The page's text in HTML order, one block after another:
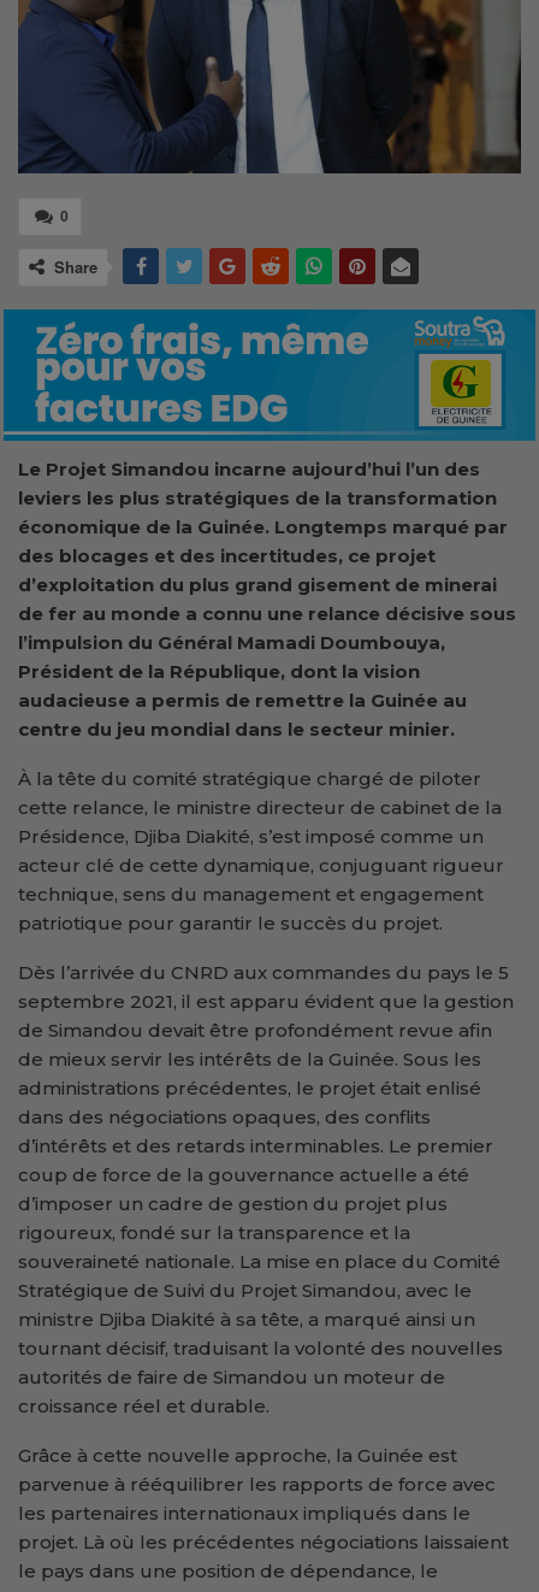
0
Share
Le Projet Simandou incarne aujourd’hui l’un des
leviers les plus stratégiques de la transformation
économique de la Guinée. Longtemps marqué par
des blocages et des incertitudes, ce projet
d’exploitation du plus grand gisement de minerai
de fer au monde a connu une relance décisive sous
l’impulsion du Général Mamadi Doumbouya,
Président de la République, dont la vision
audacieuse a permis de remettre la Guinée au
centre du jeu mondial dans le secteur minier.
À la tête du comité stratégique chargé de piloter
cette relance, le ministre directeur de cabinet de la
Présidence, Djiba Diakité, s’est imposé comme un
acteur clé de cette dynamique, conjuguant rigueur
technique, sens du management et engagement
patriotique pour garantir le succès du projet.
Dès l’arrivée du CNRD aux commandes du pays le 5
septembre 2021, il est apparu évident que la gestion
de Simandou devait être profondément revue afin
de mieux servir les intérêts de la Guinée. Sous les
administrations précédentes, le projet était enlisé
dans des négociations opaques, des conflits
d’intérêts et des retards interminables. Le premier
coup de force de la gouvernance actuelle a été
d’imposer un cadre de gestion du projet plus
rigoureux, fondé sur la transparence et la
souveraineté nationale. La mise en place du Comité
Stratégique de Suivi du Projet Simandou, avec le
ministre Djiba Diakité à sa tête, a marqué ainsi un
tournant décisif, traduisant la volonté des nouvelles
autorités de faire de Simandou un moteur de
croissance réel et durable.
Grâce à cette nouvelle approche, la Guinée est
parvenue à rééquilibrer les rapports de force avec
les partenaires internationaux impliqués dans le
projet. Là où les précédentes négociations laissaient
le pays dans une position de dépendance, le